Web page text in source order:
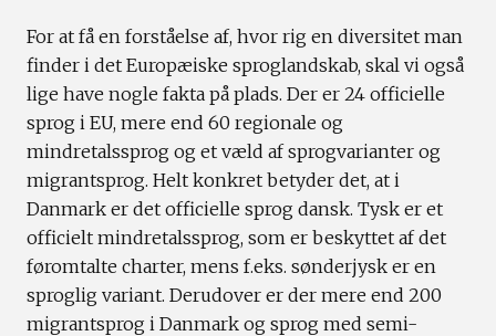
For at få en forståelse af, hvor rig en diversitet man
finder i det Europæiske sproglandskab, skal vi også
lige have nogle fakta på plads. Der er 24 officielle
sprog i EU, mere end 60 regionale og
mindretalssprog og et væld af sprogvarianter og
migrantsprog. Helt konkret betyder det, at i
Danmark er det officielle sprog dansk. Tysk er et
officielt mindretalssprog, som er beskyttet af det
føromtalte charter, mens f.eks. sønderjysk er en
sproglig variant. Derudover er der mere end 200
migrantsprog i Danmark og sprog med semi-